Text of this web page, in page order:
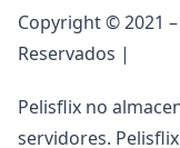
Copyright © 2021
Reservados |
Pelisflix no
servidores.